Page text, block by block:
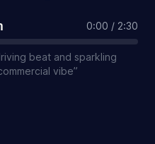
0:00 / 2:30
beat and sparkling
vibe”